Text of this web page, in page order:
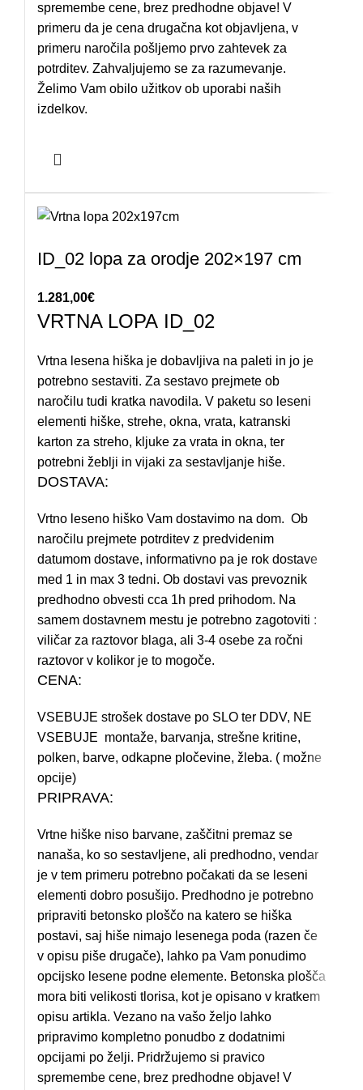
spremembe cene, brez predhodne objave! V
primeru da je cena drugačna kot objavljena, v
primeru naročila pošljemo prvo zahtevek za
potrditev. Zahvaljujemo se za razumevanje.
Želimo Vam obilo užitkov ob uporabi naših
izdelkov.
ID_02 lopa za orodje 202×197 cm
1.281,00€
VRTNA LOPA ID_02
Vrtna lesena hiška je dobavljiva na paleti in jo je
potrebno sestaviti. Za sestavo prejmete ob
naročilu tudi kratka navodila. V paketu so leseni
elementi hiške, strehe, okna, vrata, katranski
karton za streho, kljuke za vrata in okna, ter
potrebni žeblji in vijaki za sestavljanje hiše.
DOSTAVA:
Vrtno leseno hiško Vam dostavimo na dom. Ob
naročilu prejmete potrditev z predvidenim
datumom dostave, informativno pa je rok dostave
med 1 in max 3 tedni. Ob dostavi vas prevoznik
predhodno obvesti cca 1h pred prihodom. Na
samem dostavnem mestu je potrebno zagotoviti :
viličar za raztovor blaga, ali 3-4 osebe za ročni
raztovor v kolikor je to mogoče.
CENA:
VSEBUJE strošek dostave po SLO ter DDV, NE
VSEBUJE montaže, barvanja, strešne kritine,
polken, barve, odkapne pločevine, žleba. ( možne
opcije)
PRIPRAVA:
Vrtne hiške niso barvane, zaščitni premaz se
nanaša, ko so sestavljene, ali predhodno, vendar
je v tem primeru potrebno počakati da se leseni
elementi dobro posušijo. Predhodno je potrebno
pripraviti betonsko ploščo na katero se hiška
postavi, saj hiše nimajo lesenega poda (razen če
v opisu piše drugače), lahko pa Vam ponudimo
opcijsko lesene podne elemente. Betonska plošča
mora biti velikosti tlorisa, kot je opisano v kratkem
opisu artikla. Vezano na vašo željo lahko
pripravimo kompletno ponudbo z dodatnimi
opcijami po želji. Pridržujemo si pravico
spremembe cene, brez predhodne objave! V